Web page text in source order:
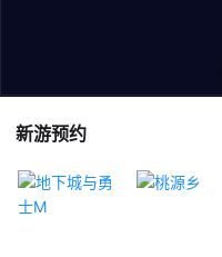
新游预约